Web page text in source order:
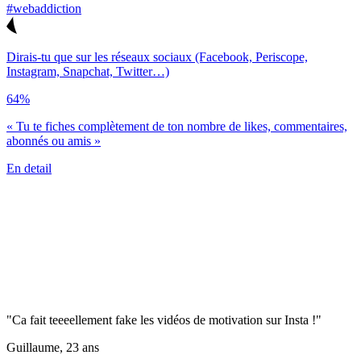
#webaddiction
Dirais-tu que sur les réseaux sociaux (Facebook, Periscope,
Instagram, Snapchat, Twitter…)
64%
« Tu te fiches complètement de ton nombre de likes, commentaires,
abonnés ou amis »
En detail
"Ca fait teeeellement fake les vidéos de motivation sur Insta !"
Guillaume, 23 ans